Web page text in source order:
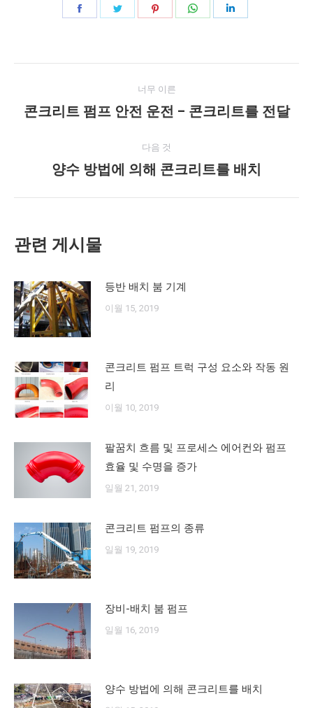
북
다
센
터
인
시
비
게
션
너무 이른
이
게
시
콘크리트 펌프 안전 운전 – 콘크리트를 전달
다음 것
다
양수 방법에 의해 콘크리트를 배치
관련 게시물
등반 배치 붐 기계
이월 15, 2019
콘크리트 펌프 트럭 구성 요소와 작동 원
리
이월 10, 2019
팔꿈치 흐름 및 프로세스 에어컨와 펌프
효율 및 수명을 증가
일월 21, 2019
콘크리트 펌프의 종류
일월 19, 2019
장비-배치 붐 펌프
일월 16, 2019
양수 방법에 의해 콘크리트를 배치